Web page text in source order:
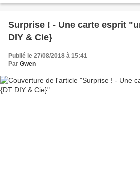
Surprise ! - Une carte esprit
DIY & Cie}
Publié le 27/08/2018 à 15:41
Par Gwen